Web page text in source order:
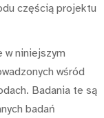
częścią projektu
w niniejszym
wśród
Badania te są
badań